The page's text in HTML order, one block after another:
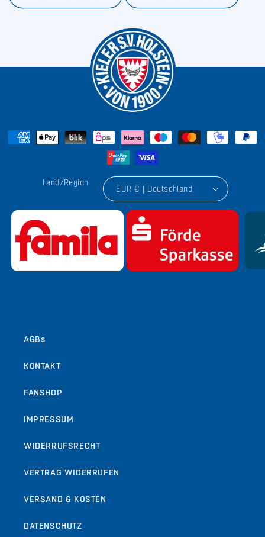
Land/Region
EUR € | Deutschland
AGBs
KONTAKT
FANSHOP
IMPRESSUM
WIDERRUFSRECHT
VERTRAG WIDERRUFEN
VERSAND & KOSTEN
DATENSCHUTZ